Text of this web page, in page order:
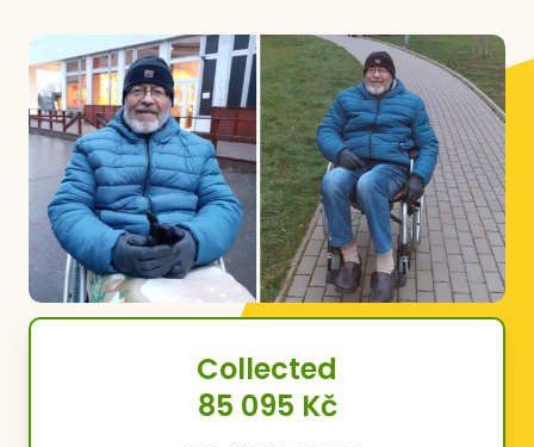
Collected
85 095 Kč